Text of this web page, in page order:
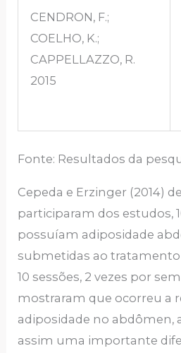
CENDRON, F.;
COELHO, K.;
CAPPELLAZZO, R.
2015
Fonte: Resultados da
Cepeda e Erzinger (2014)
participaram dos estudos,
possuíam adiposidade
submetidas ao tratamento
10 sessões, 2 vezes por
mostraram que ocorreu a
adiposidade no abdômen,
assim uma importante